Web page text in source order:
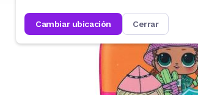
cambiar ubicación cerrar